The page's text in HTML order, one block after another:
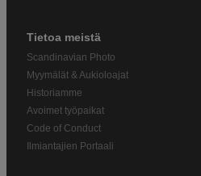
Tietoa meistä
Scandinavian Photo
Myymälät & Aukioloajat
Historiamme
Avoimet työpaikat
Code of Conduct
Ilmiantajien Portaali